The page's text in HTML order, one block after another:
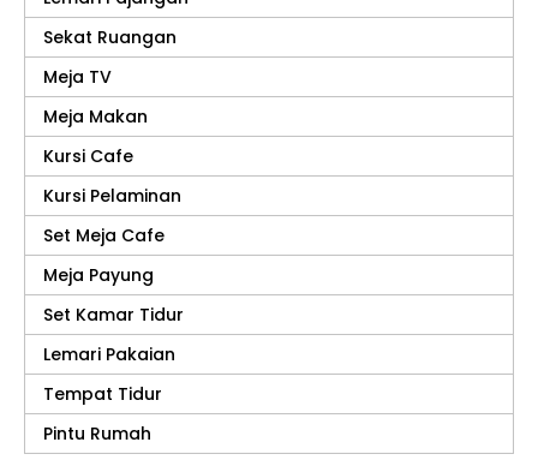
Sekat Ruangan
Meja TV
Meja Makan
Kursi Cafe
Kursi Pelaminan
Set Meja Cafe
Meja Payung
Set Kamar Tidur
Lemari Pakaian
Tempat Tidur
Pintu Rumah